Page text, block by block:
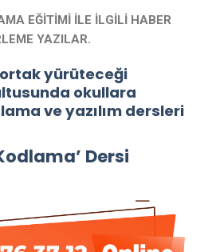
EĞİTİMİ İLE İLGİLİ HABER
YAZILAR.
ortak yürüteceği
okullara
ve yazılım dersleri
Dersi